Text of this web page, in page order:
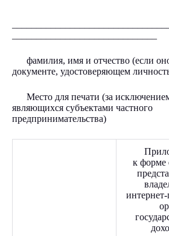
фамилия, имя и отчество (если
документе, удостоверяющем
Место для печати (за
являющихся субъектами частного
предпринимательства)
к форме